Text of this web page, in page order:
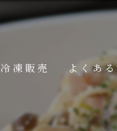
冷凍販売 よくあ